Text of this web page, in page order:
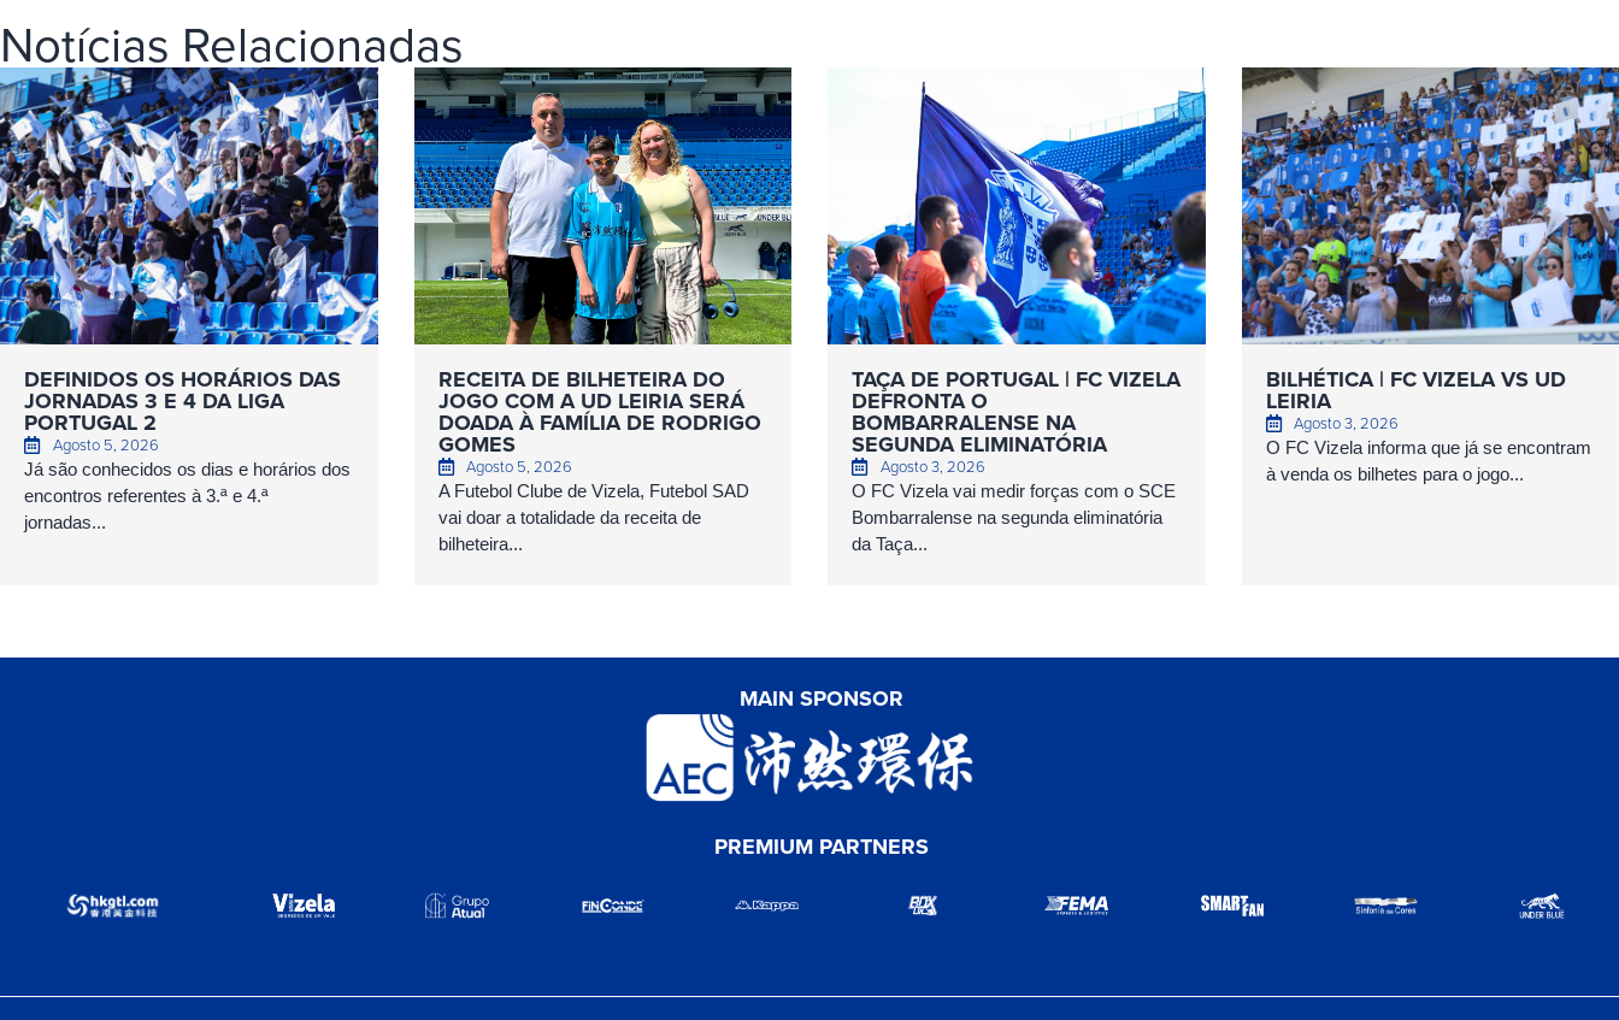
Notícias Relacionadas
DEFINIDOS OS HORÁRIOS DAS
JORNADAS 3 E 4 DA LIGA
PORTUGAL 2
Agosto 5, 2026
Já são conhecidos os dias e horários dos
encontros referentes à 3.ª e 4.ª
jornadas...
RECEITA DE BILHETEIRA DO
JOGO COM A UD LEIRIA SERÁ
DOADA À FAMÍLIA DE RODRIGO
GOMES
Agosto 5, 2026
A Futebol Clube de Vizela, Futebol SAD
vai doar a totalidade da receita de
bilheteira...
TAÇA DE PORTUGAL | FC VIZELA
DEFRONTA O
BOMBARRALENSE NA
SEGUNDA ELIMINATÓRIA
Agosto 3, 2026
O FC Vizela vai medir forças com o SCE
Bombarralense na segunda eliminatória
da Taça...
BILHÉTICA | FC VIZELA VS UD
LEIRIA
Agosto 3, 2026
O FC Vizela informa que já se encontram
à venda os bilhetes para o jogo...
MAIN SPONSOR
PREMIUM PARTNERS